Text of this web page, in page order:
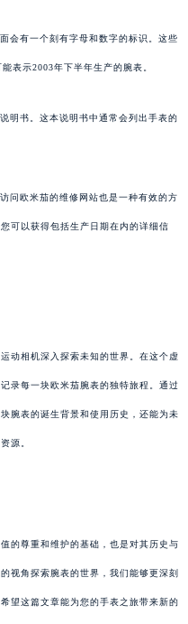
会有一个刻有字母和数字的标识。这些
表示2003年下半年生产的腕表。
明书。这本说明书中通常会列出手表的
问欧米茄的维修网站也是一种有效的方
可以获得包括生产日期在内的详细信
动相机深入探索未知的世界。在这个虚
录每一块欧米茄腕表的独特旅程。通过
腕表的诞生背景和使用历史，还能为未
源。
的尊重和维护的基础，也是对其历史与
视角探索腕表的世界，我们能够更深刻
望这篇文章能为您的手表之旅带来新的